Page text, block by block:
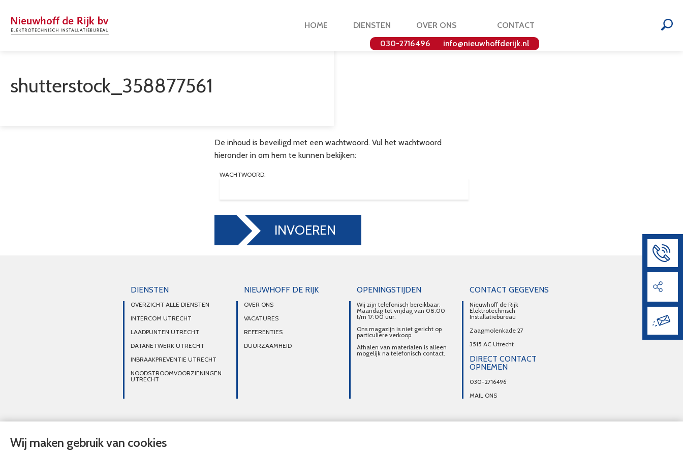
HOME DIENSTEN OVER ONS
CONTACT
030-2716496
info@nieuwhoffderijk.nl
shutterstock_358877561
De inhoud is beveiligd met een wachtwoord. Vul het wachtwoord
hieronder in om hem te kunnen bekijken:
WACHTWOORD:
INVOEREN
DIENSTEN
OVERZICHT ALLE DIENSTEN
INTERCOM UTRECHT
LAADPUNTEN UTRECHT
DATANETWERK UTRECHT
INBRAAKPREVENTIE UTRECHT
NOODSTROOMVOORZIENINGEN
UTRECHT
NIEUWHOFF DE RIJK
OVER ONS
VACATURES
REFERENTIES
DUURZAAMHEID
OPENINGSTIJDEN
Wij zijn telefonisch bereikbaar:
Maandag tot vrijdag van 08:00
t/m 17:00 uur.
Ons magazijn is niet gericht op
particuliere verkoop.
Afhalen van materialen is alleen
mogelijk na telefonisch contact.
CONTACT GEGEVENS
Nieuwhoff de Rijk
Elektrotechnisch
Installatiebureau
Zaagmolenkade 27
3515 AC Utrecht
DIRECT CONTACT
OPNEMEN
030-2716496
MAIL ONS
Wij maken gebruik van cookies